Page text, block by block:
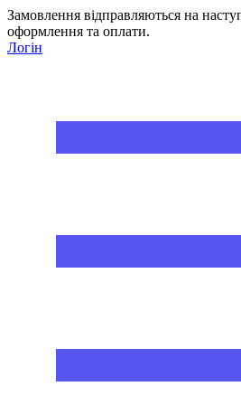
Замовлення відправляються на
оформлення та оплати.
Логін